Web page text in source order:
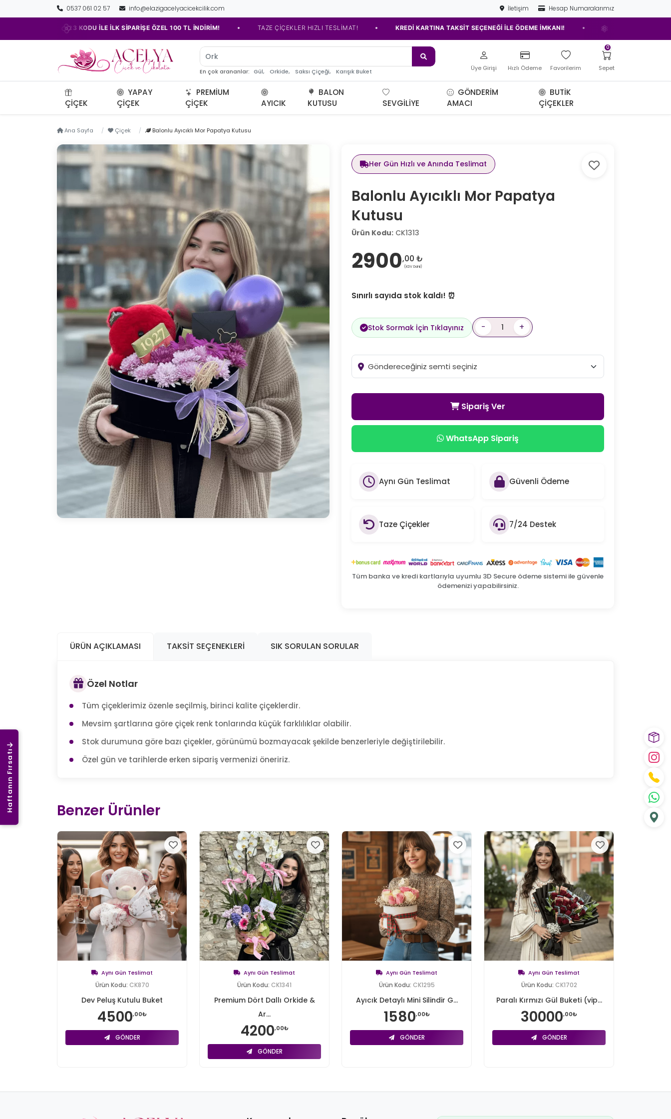
Haftanın Fırsatı
0537 061 02 57 info@elazigacelyacicekcilik.com İletişim Hesap Numaralarımız
ACELYA23 KODU İLE İLK SİPARİŞE ÖZEL 100 TL İNDİRİM! • TAZE ÇİÇEKLER HIZLI TESLİMAT! • KREDİ KARTINA TAKSİT SEÇENEĞİ İLE ÖDEME İMKANI! • ELAZIĞ'IN EN İYİ ÇİÇEKÇİSİ!
Orkide çiçe
En çok arananlar: Gül, Orkide, Saksı Çiçeği, Karışık Buket Üye Girişi Hızlı Ödeme Favorilerim Sepet
0
ÇIÇEK
YAPAY
ÇIÇEK
PREMIUM
ÇIÇEK
AYICIK
BALON
KUTUSU
SEVGILIYE
GÖNDERIM
AMACI
BUTIK
ÇIÇEKLER
Ana Sayfa Çiçek Balonlu Ayıcıklı Mor Papatya Kutusu
Her Gün Hızlı ve Anında Teslimat
Balonlu Ayıcıklı Mor Papatya
Kutusu
Ürün Kodu: CK1313
2900,00 ₺
(KDV Dahil)
Sınırlı sayıda stok kaldı! ⏰
Stok Sormak İçin Tıklayınız - +
Sipariş Ver
WhatsApp Sipariş
Aynı Gün Teslimat Güvenli Ödeme
Taze Çiçekler 7/24 Destek
Tüm banka ve kredi kartlarıyla uyumlu 3D Secure ödeme sistemi ile güvenle
ödemenizi yapabilirsiniz.
ÜRÜN AÇIKLAMASI TAKSIT SEÇENEKLERI SIK SORULAN SORULAR
Özel Notlar
Tüm çiçeklerimiz özenle seçilmiş, birinci kalite çiçeklerdir.
Mevsim şartlarına göre çiçek renk tonlarında küçük farklılıklar olabilir.
Stok durumuna göre bazı çiçekler, görünümü bozmayacak şekilde benzerleriyle değiştirilebilir.
Özel gün ve tarihlerde erken sipariş vermenizi öneririz.
Benzer Ürünler
Aynı Gün Teslimat
Ürün Kodu: CK870
Dev Peluş Kutulu Buket
4500,00₺
GÖNDER
Aynı Gün Teslimat
Ürün Kodu: CK1341
Premium Dört Dallı Orkide &
Ar...
4200,00₺
GÖNDER
Aynı Gün Teslimat
Ürün Kodu: CK1295
Ayıcık Detaylı Mini Silindir G...
1580,00₺
GÖNDER
Aynı Gün Teslimat
Ürün Kodu: CK1702
Paralı Kırmızı Gül Buketi (vip...
30000,00₺
GÖNDER